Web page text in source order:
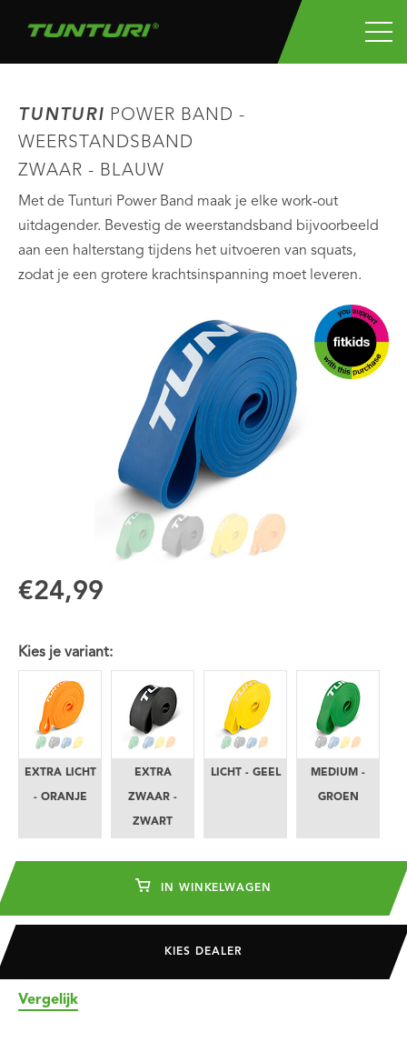
TUNTURI POWER BAND -
WEERSTANDSBAND
ZWAAR - BLAUW
Met de Tunturi Power Band maak je elke work-out
uitdagender. Bevestig de weerstandsband bijvoorbeeld
aan een halterstang tijdens het uitvoeren van squats,
zodat je een grotere krachtsinspanning moet leveren.
€24,99
Kies je variant:
EXTRA LICHT
- ORANJE
EXTRA
ZWAAR -
ZWART
LICHT - GEEL MEDIUM -
GROEN
IN WINKELWAGEN
KIES DEALER
Vergelijk